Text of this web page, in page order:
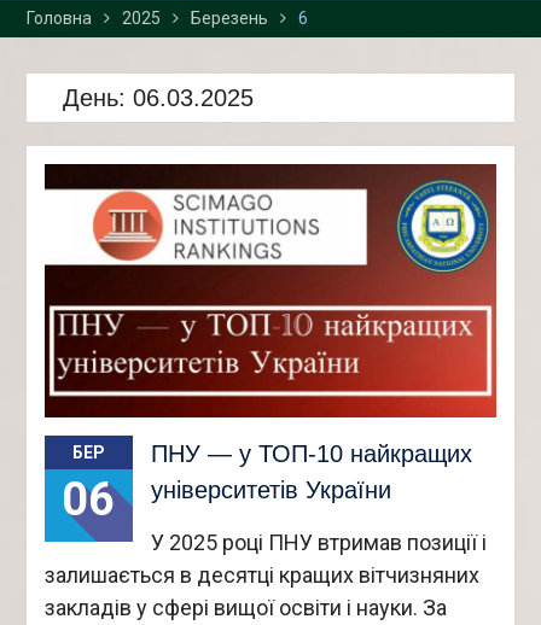
2026 р. у «Просторі
інноваційних креацій
національному
університеті імені Василя
Стефаника
Головна 2025 Березень 6
День: 06.03.2025
БЕР
06
ПНУ — у ТОП-10 найкращих
університетів України
У 2025 році ПНУ втримав позиції і
залишається в десятці кращих вітчизняних
закладів у сфері вищої освіти і науки. За